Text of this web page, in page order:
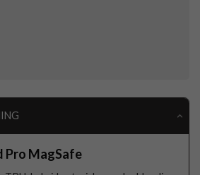
Pro MagSafe